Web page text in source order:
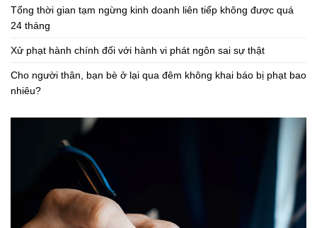
Tổng thời gian tạm ngừng kinh doanh liên tiếp không được quá
24 tháng
Xử phạt hành chính đối với hành vi phát ngôn sai sự thật
Cho người thân, bạn bè ở lại qua đêm không khai báo bị phạt bao
nhiêu?